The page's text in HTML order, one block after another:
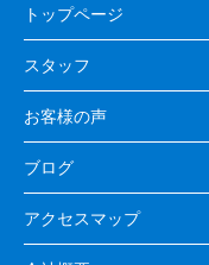
トップページ
スタッフ
お客様の声
ブログ
アクセスマップ